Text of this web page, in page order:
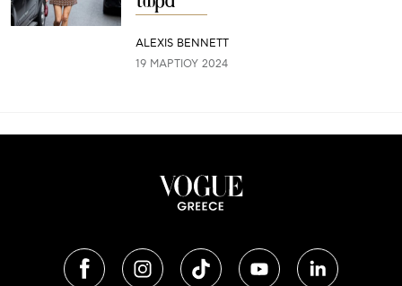
ALEXIS BENNETT
19 ΜΑΡΤΊΟΥ 2024